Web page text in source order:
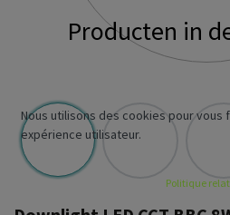
Producten in
Nous utilisons des cookies pour vous
expérience utilisateur.
Politique